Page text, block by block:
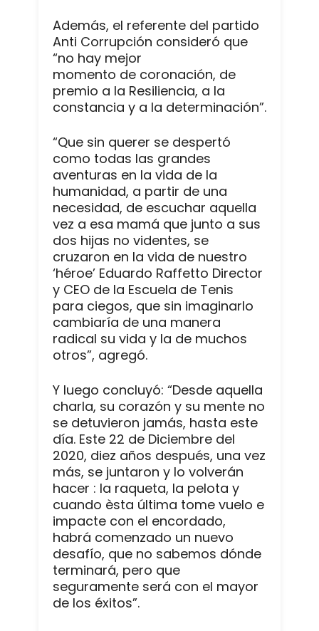
Además, el referente del partido
Anti Corrupción consideró que
“no hay mejor
momento de coronación, de
premio a la Resiliencia, a la
constancia y a la determinación”.
“Que sin querer se despertó
como todas las grandes
aventuras en la vida de la
humanidad, a partir de una
necesidad, de escuchar aquella
vez a esa mamá que junto a sus
dos hijas no videntes, se
cruzaron en la vida de nuestro
‘héroe’ Eduardo Raffetto Director
y CEO de la Escuela de Tenis
para ciegos, que sin imaginarlo
cambiaría de una manera
radical su vida y la de muchos
otros”, agregó.
Y luego concluyó: “Desde aquella
charla, su corazón y su mente no
se detuvieron jamás, hasta este
día. Este 22 de Diciembre del
2020, diez años después, una vez
más, se juntaron y lo volverán
hacer : la raqueta, la pelota y
cuando èsta última tome vuelo e
impacte con el encordado,
habrá comenzado un nuevo
desafío, que no sabemos dónde
terminará, pero que
seguramente será con el mayor
de los éxitos”.